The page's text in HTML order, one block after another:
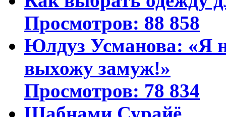
Просмотров: 88 858
Юлдуз Усманова: «Я
выхожу замуж!»
Просмотров: 78 834